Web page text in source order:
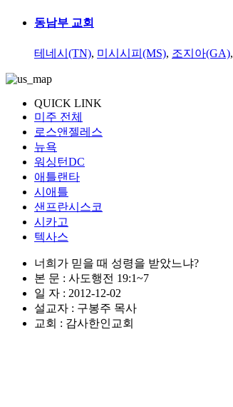
동남부 교회
테네시(TN), 미시시피(MS), 조지아(GA),
QUICK LINK
미주 전체
로스앤젤레스
뉴욕
워싱턴DC
애틀랜타
시애틀
샌프란시스코
시카고
텍사스
너희가 믿을 때 성령을 받았느냐?
본 문 : 사도행전 19:1~7
일 자 : 2012-12-02
설교자 : 구봉주 목사
교회 : 감사한인교회